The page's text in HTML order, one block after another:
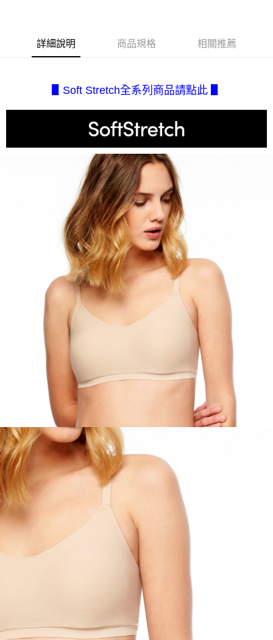
用戶於交易時，得透過本服務購買商品或服務，並由商店將買賣／分期付款
買賣價金債權讓與本公司後，依約使用本公司帳單繳交帳款。
由本公司與您本人進行分期帳單所需資料之確認、核對及更正。
※ 請注意：結帳手續完成當下不需立刻繳費，但若您需要取消訂單，請聯絡
購買商品的店家。未經商家同意取消之訂單仍視為有效，需透過AFTEE先享
是否繳費成功／繳費後需取消欲退款等相關疑問，請聯繫「AFTEE先享後付
客戶支援中心」https://netprotections.freshdesk.com/support/home
１．透過由恩沛科技股份有限公司提供之「AFTEE先享後付」服務完成之交
易，需依本服務之必要範圍內提供個人資料，並將交易相關給付款項請求債
權轉讓予恩沛科技股份有限公司。
２．關於個人資料處理事宜，請瀏覽以下網址：
https://aftee.tw/terms/#terms3
３．未成年的使用者請事先徵得法定代理人或監護人之同意方可使用
「AFTEE先享後付」，若未經同意申辦者引起之損失，本公司不負相關責
４．使用「AFTEE先享後付」時，將依據個別帳號之用戶狀況，依本公司即
時審查核予不同之上限額度；若仍有額度不足之情形，本公司將視審查結果
請求用戶進行身份認證。
５．嚴禁一人註冊多個帳號或使用他人資訊註冊。若發現惡意使用之情形，
恩沛科技股份有限公司將有權停止該用戶之使用額度並採取法律行動。
付款後7-11取貨
宅配(不含釣魚台列嶼、東沙、南沙、虎井島、桶盤島、望安、七
詳細說明 商品規格 相關推薦
▋Soft Stretch全系列商品請點此 ▋